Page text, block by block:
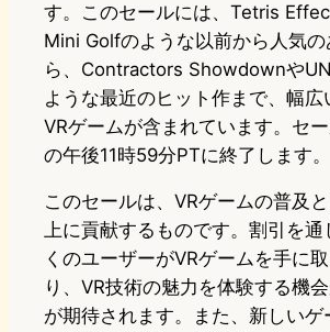
す。このセールには、Tetris
Mini Golfのような以前から人気
ら、Contractors Showdownや
ような最近のヒット作まで、幅
VRゲームが含まれています。セ
の午後11時59分PTに終了します。
このセールは、VRゲームの普及
上に貢献するものです。割引を通
くのユーザーがVRゲームを手に
り、VR技術の魅力を体験する機
が期待されます。また、新しいゲ